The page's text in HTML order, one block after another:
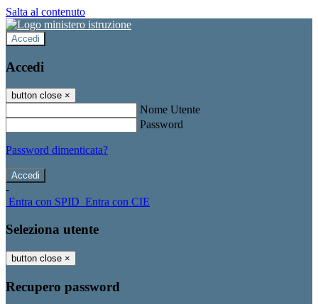
Salta al contenuto
Accedi
Accedi
button close ×
Nome Utente
Password
Password dimenticata?
-
Entra con SPID Entra con CIE
Seleziona utente
button close ×
Recupero password